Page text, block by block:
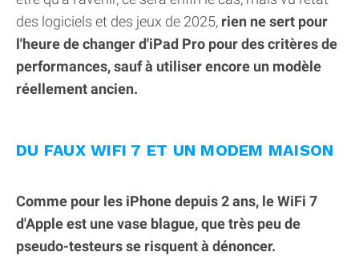
des logiciels et des jeux de 2025, rien ne sert pour
l'heure de changer d'iPad Pro pour des critères de
performances, sauf à utiliser encore un modèle
réellement ancien.
DU FAUX WIFI 7 ET UN MODEM MAISON
Comme pour les iPhone depuis 2 ans, le WiFi 7
d'Apple est une vase blague, que très peu de
pseudo-testeurs se risquent à dénoncer.